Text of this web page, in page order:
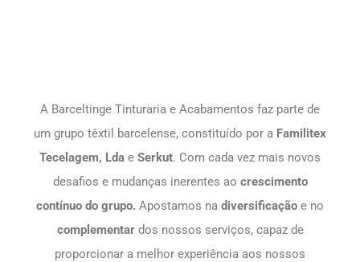
A Barceltinge Tinturaria e Acabamentos faz parte de
um grupo têxtil barcelense, constituído por a Familitex
Tecelagem, Lda e Serkut. Com cada vez mais novos
desafios e mudanças inerentes ao crescimento
contínuo do grupo. Apostamos na diversificação e no
complementardos nossos serviços, capaz de
proporcionar a melhor experiência aos nossos